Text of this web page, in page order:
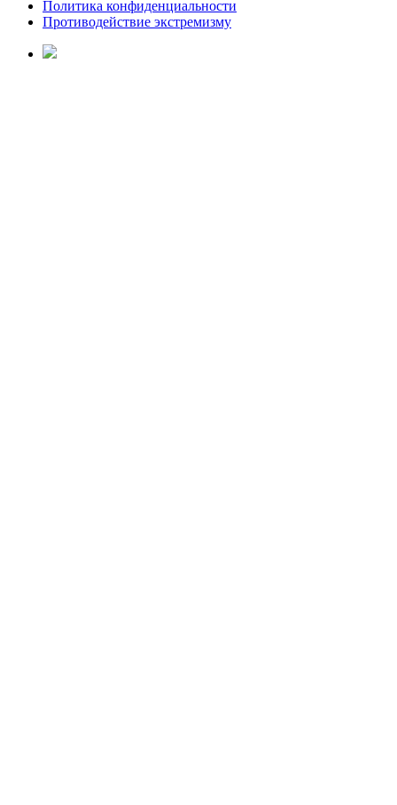
Политика конфиденциальности
Противодействие экстремизму